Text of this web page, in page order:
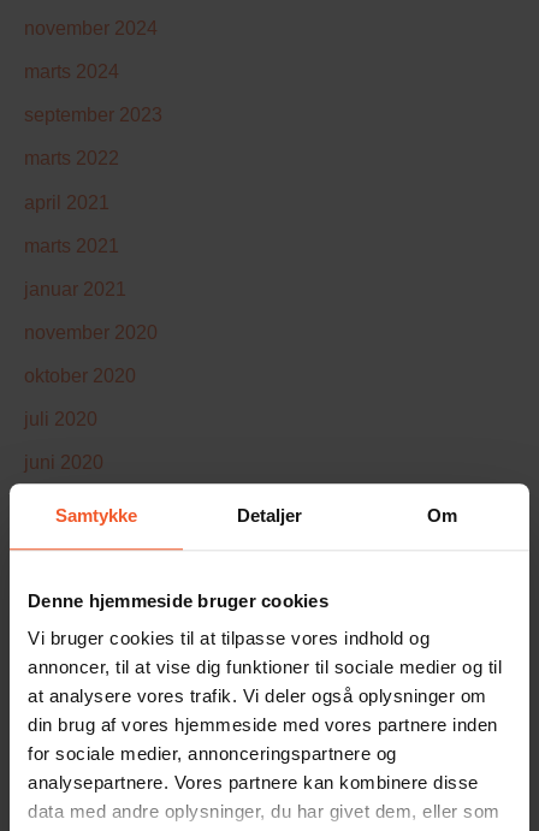
Samtykke Detaljer Om
Denne hjemmeside bruger cookies
Vi bruger cookies til at tilpasse vores indhold og
annoncer, til at vise dig funktioner til sociale medier og til
at analysere vores trafik. Vi deler også oplysninger om
din brug af vores hjemmeside med vores partnere inden
for sociale medier, annonceringspartnere og
analysepartnere. Vores partnere kan kombinere disse
data med andre oplysninger, du har givet dem, eller som
november 2024
marts 2024
september 2023
marts 2022
april 2021
marts 2021
januar 2021
november 2020
oktober 2020
juli 2020
juni 2020
maj 2020
marts 2020
november 2019
september 2019
marts 2019
februar 2019
november 2018
oktober 2018